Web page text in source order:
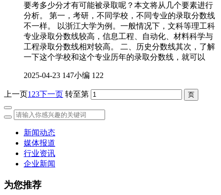
要考多少分才有可能被录取呢？本文将从几个要素进行
分析。 第一，考研，不同学校，不同专业的录取分数线
不一样。 以浙江大学为例。一般情况下，文科等理工科
专业录取分数线较高，信息工程、自动化、材料科学与
工程录取分数线相对较高。 二、历史分数线其次，了解
一下这个学校和这个专业历年的录取分数线，就可以
2025-04-23 147小编 122
上一页1 23下一页 转至第
新闻动态
媒体报道
行业资讯
企业新闻
为您推荐